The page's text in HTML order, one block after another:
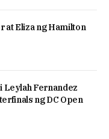
at Eliza ng Hamilton
Leylah Fernandez
ng DC Open